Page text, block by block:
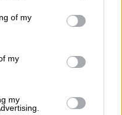
You may click to
its third-party tags to
in below Google
of my
my
my
πλάτη της άμυνας
τον Ντιόγκο